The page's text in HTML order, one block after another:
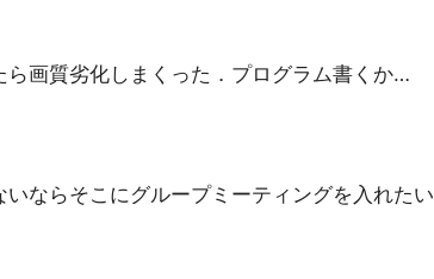
ら画質劣化しまくった．プログラム書くか…
ならそこにグループミーティングを入れたい